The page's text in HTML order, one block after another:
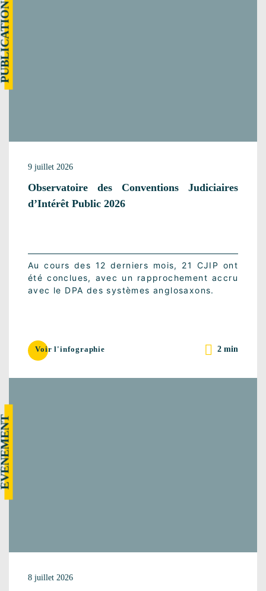
9 juillet 2026
Observatoire des Conventions Judiciaires
d’Intérêt Public 2026
Au cours des 12 derniers mois, 21 CJIP ont
été conclues, avec un rapprochement accru
avec le DPA des systèmes anglosaxons.
Voir l'infographie 2 min
8 juillet 2026